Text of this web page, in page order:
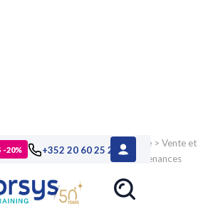
-20% +352 20 60 25 26
métiers Commercial, vente > Vente et
Réussir ses présentations et soutenances